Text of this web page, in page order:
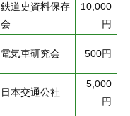
鉄道史資料保存
会
10,000
円
電気車研究会 500円
日本交通公社
5,000
円